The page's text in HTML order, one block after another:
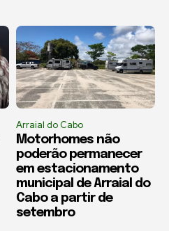
Arraial do Cabo
Motorhomes não
poderão permanecer
em estacionamento
municipal de Arraial do
Cabo a partir de
setembro